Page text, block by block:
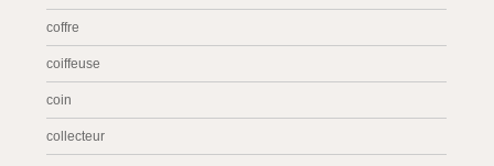
coffre
coiffeuse
coin
collecteur